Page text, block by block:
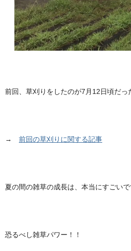
前回、草刈りをしたのが7月12日頃だっ
→ 前回の草刈りに関する記事
夏の間の雑草の成長は、本当にすごいで
恐るべし雑草パワー！！